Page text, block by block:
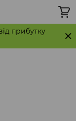
прибутку